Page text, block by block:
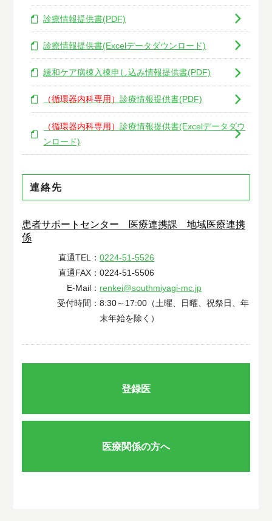
診療情報提供書(PDF)
診療情報提供書(Excelデータダウンロード)
緩和ケア病棟入棟申し込み情報提供書(PDF)
（循環器内科専用）診療情報提供書(PDF)
（循環器内科専用）診療情報提供書(Excelデータダウ
ンロード)
連絡先
患者サポートセンター 医療連携課 地域医療連携
係
直通TEL：0224-51-5526
直通FAX：0224-51-5506
E-Mail： renkei@southmiyagi-mc.jp
受付時間：8:30～17:00（土曜、日曜、祝祭日、年
末年始を除く）
登録医
医療関係の方へ